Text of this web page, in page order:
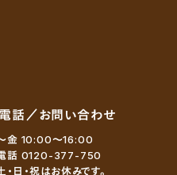
話／お問い合わせ
金 10:00～16:00
話 0120-377-750
日・祝はお休みです。